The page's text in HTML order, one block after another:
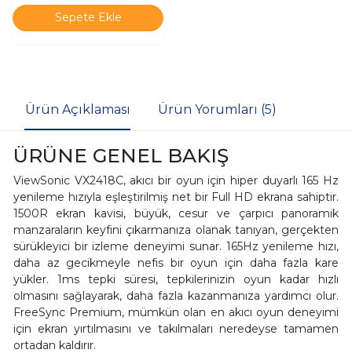
Sepete Ekle
Ürün Açıklaması Ürün Yorumları (5)
ÜRÜNE GENEL BAKIŞ
ViewSonic VX2418C, akıcı bir oyun için hiper duyarlı 165 Hz
yenileme hızıyla eşleştirilmiş net bir Full HD ekrana sahiptir.
1500R ekran kavisi, büyük, cesur ve çarpıcı panoramik
manzaraların keyfini çıkarmanıza olanak tanıyan, gerçekten
sürükleyici bir izleme deneyimi sunar. 165Hz yenileme hızı,
daha az gecikmeyle nefis bir oyun için daha fazla kare
yükler. 1ms tepki süresi, tepkilerinizin oyun kadar hızlı
olmasını sağlayarak, daha fazla kazanmanıza yardımcı olur.
FreeSync Premium, mümkün olan en akıcı oyun deneyimi
için ekran yırtılmasını ve takılmaları neredeyse tamamen
ortadan kaldırır.